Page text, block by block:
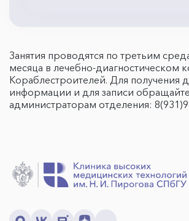
Занятия проводятся по третьим
месяца в лечебно-диагностическом
Кораблестроителей. Для получения
информации и для записи
администраторам отделения: